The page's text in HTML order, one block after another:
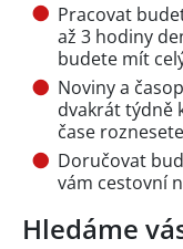
Pracovat
až 3 hodiny
budete mít
Noviny a
dvakrát týdně
čase
Doručovat
vám cestovní
Hledáme